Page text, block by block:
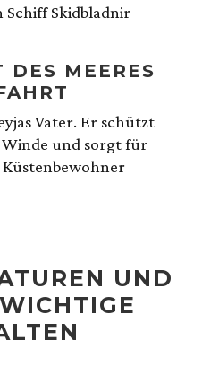
Schiff Skidbladnir
DES MEERES
Vater. Er schützt
und sorgt für
UND